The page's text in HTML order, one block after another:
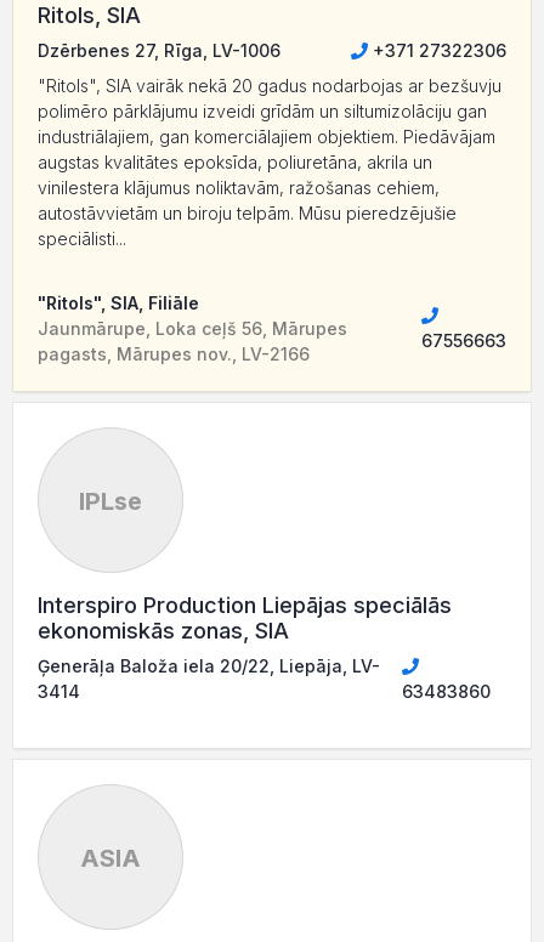
Ritols, SIA
Dzērbenes 27, Rīga, LV-1006
+371 27322306
"Ritols", SIA vairāk nekā 20 gadus nodarbojas ar bezšuvju
polimēro pārklājumu izveidi grīdām un siltumizolāciju gan
industriālajiem, gan komerciālajiem objektiem. Piedāvājam
augstas kvalitātes epoksīda, poliuretāna, akrila un
vinilestera klājumus noliktavām, ražošanas cehiem,
autostāvvietām un biroju telpām. Mūsu pieredzējušie
speciālisti...
"Ritols", SIA, Filiāle
Jaunmārupe, Loka ceļš 56, Mārupes
pagasts, Mārupes nov., LV-2166
67556663
IPLse
Interspiro Production Liepājas speciālās
ekonomiskās zonas, SIA
Ģenerāļa Baloža iela 20/22, Liepāja, LV-
3414
63483860
ASIA